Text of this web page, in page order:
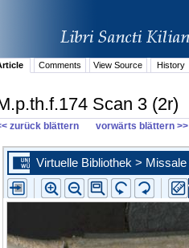
Comments View Source History
Scan 3 (2r)
zurück blättern vorwärts blättern >>